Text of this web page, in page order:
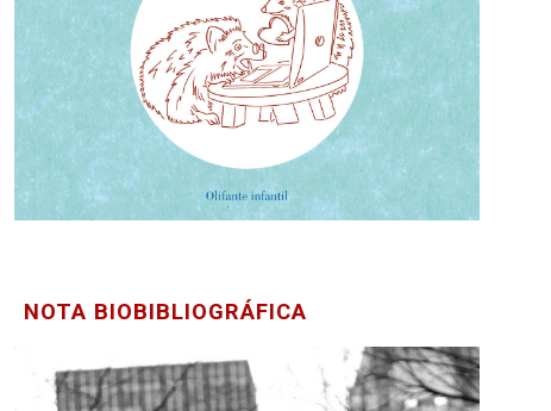
NOTA BIOBIBLIOGRÁFICA